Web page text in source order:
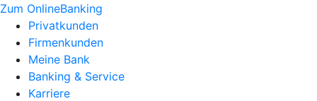
Zum OnlineBanking
Privatkunden
Firmenkunden
Meine Bank
Banking & Service
Karriere